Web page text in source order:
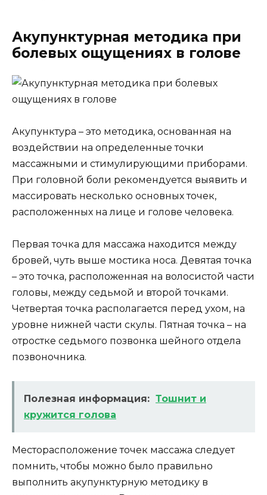
Акупунктурная методика при
болевых ощущениях в голове
Акупунктура – это методика, основанная на
воздействии на определенные точки
массажными и стимулирующими приборами.
При головной боли рекомендуется выявить и
массировать несколько основных точек,
расположенных на лице и голове человека.
Первая точка для массажа находится между
бровей, чуть выше мостика носа. Девятая точка
– это точка, расположенная на волосистой части
головы, между седьмой и второй точками.
Четвертая точка располагается перед ухом, на
уровне нижней части скулы. Пятная точка – на
отростке седьмого позвонка шейного отдела
позвоночника.
Полезная информация: Тошнит и
кружится голова
Месторасположение точек массажа следует
помнить, чтобы можно было правильно
выполнить акупунктурную методику в